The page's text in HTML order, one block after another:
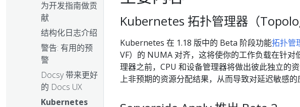
为开发指南做贡
献
结构化日志介绍
警告: 有用的预
警
Docsy 带来更好
的 Docs UX
Kubernetes
Kubernetes 拓扑管理器（
Kubernetes 在 1.18 版中的 Beta 阶段功能拓扑管
VF）的 NUMA 对齐，这将使你的工作负载在针
理器之前，CPU 和设备管理器将做出彼此独立的
上非预期的资源分配结果，从而导致对延迟敏感的